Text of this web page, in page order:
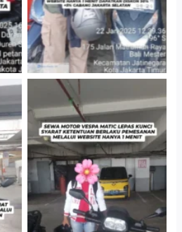
Cityplaza Jatinegara
Gedung Parkir P6A